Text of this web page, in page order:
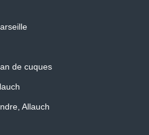
de cuques
Allauch